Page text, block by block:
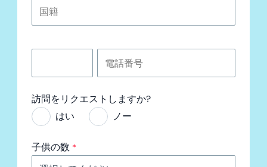
訪問をリクエストしますか?
はい
ノー
子供の数